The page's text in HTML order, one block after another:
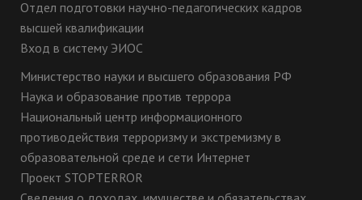
Отдел подготовки научно-педагогических кадров
высшей квалификации
Вход в систему ЭИОС
Министерство науки и высшего образования РФ
Наука и образование против террора
Национальный центр информационного
противодействия терроризму и экстремизму в
образовательной среде и сети Интернет
Проект STOPTERROR